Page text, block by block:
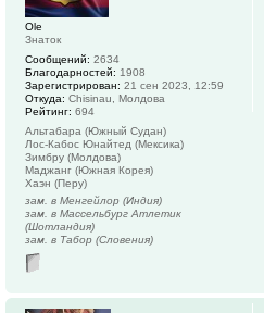
Ole
Знаток
Сообщений: 2634
Благодарностей: 1908
Зарегистрирован: 21 сен 2023, 12:59
Откуда: Chisinau, Молдова
Рейтинг: 694
Альтабара (Южный Судан)
Лос-Кабос Юнайтед (Мексика)
Зимбру (Молдова)
Маджанг (Южная Корея)
Хаэн (Перу)
зам. в Менгейлор (Индия)
зам. в Массельбург Атлетик
(Шотландия)
зам. в Табор (Словения)